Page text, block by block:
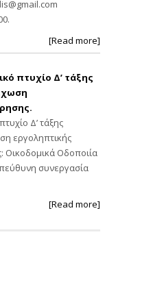
[Read more]
πτυχίο Δ’ τάξης
Δ’ τάξης
εργοληπτικής
Οικοδομικά Οδοποιία
συνεργασία
[Read more]